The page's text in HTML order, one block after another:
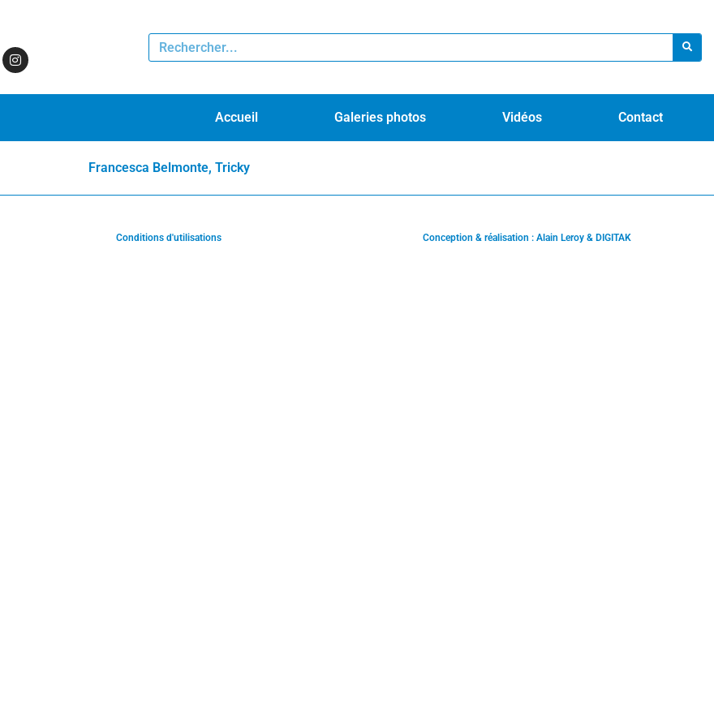
Accueil Galeries photos Vidéos Contact
Francesca Belmonte, Tricky
Conditions d'utilisations Conception & réalisation : Alain Leroy & DIGITAK